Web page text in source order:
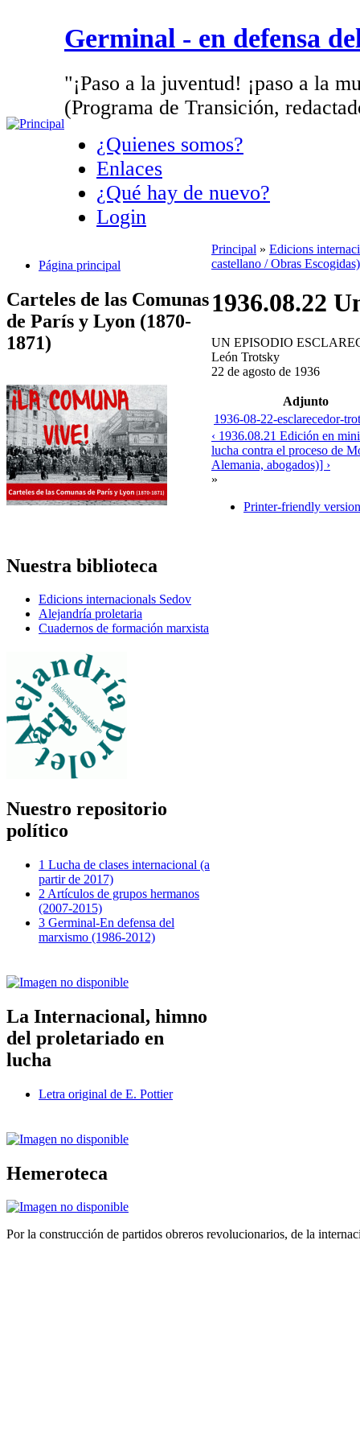
Germinal - en defensa
"¡Paso a la juventud! ¡paso a la
(Programa de Transición,
¿Quienes somos?
Enlaces
¿Qué hay de nuevo?
Login
Página principal
Carteles de las Comunas
de París y Lyon (1870-
1871)
Nuestra biblioteca
Edicions internacionals Sedov
Alejandría proletaria
Cuadernos de formación marxista
Nuestro repositorio
político
1 Lucha de clases internacional (a
partir de 2017)
2 Artículos de grupos hermanos
(2007-2015)
3 Germinal-En defensa del
marxismo (1986-2012)
La Internacional, himno
del proletariado en
lucha
Letra original de E. Pottier
Hemeroteca
Principal » Edicions
castellano / Obras Escogidas)
1936.08.22
UN EPISODIO
León Trotsky
22 de agosto de 1936
Adjunto
1936-08-22-esclarecedor-
‹ 1936.08.21 Edición en
lucha contra el proceso de
Alemania, abogados)] ›
»
Printer-friendly version
Por la construcción de partidos obreros revolucionarios, de la